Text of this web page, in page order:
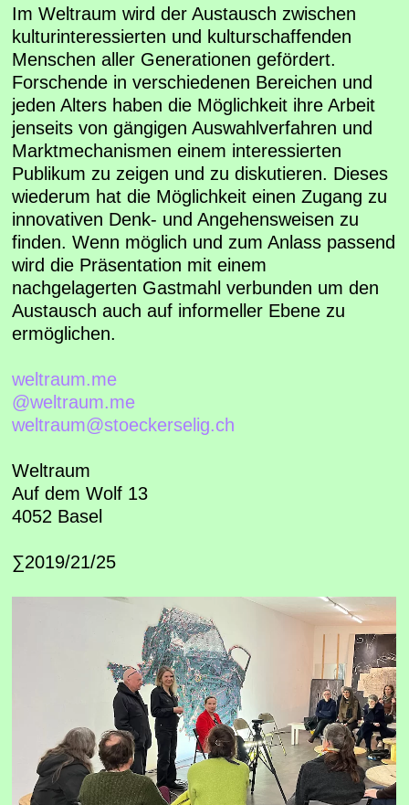
Im Weltraum wird der Austausch zwischen
kulturinteressierten und kulturschaffenden
Menschen aller Generationen gefördert.
Forschende in verschiedenen Bereichen und
jeden Alters haben die Möglichkeit ihre Arbeit
jenseits von gängigen Auswahlverfahren und
Marktmechanismen einem interessierten
Publikum zu zeigen und zu diskutieren. Dieses
wiederum hat die Möglichkeit einen Zugang zu
innovativen Denk- und Angehensweisen zu
finden. Wenn möglich und zum Anlass passend
wird die Präsentation mit einem
nachgelagerten Gastmahl verbunden um den
Austausch auch auf informeller Ebene zu
ermöglichen.
weltraum.me
@weltraum.me
weltraum@stoeckerselig.ch
Weltraum
Auf dem Wolf 13
4052 Basel
∑2019/21/25